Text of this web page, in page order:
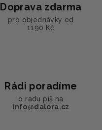
Doprava zdarma
pro objednávky od
1190 Kč
Rádi poradíme
o radu piš na
info@dalora.cz